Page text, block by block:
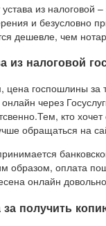
устава из налоговой
и безусловно
дешевле, чем
из налоговой
цена госпошлины за
через
кто
обращаться на
образом, оплата
онлайн
получить